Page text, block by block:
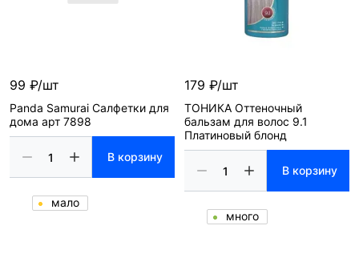
99 ₽/шт
Panda Samurai Салфетки для
дома арт 7898
В корзину
мало
179 ₽/шт
ТОНИКА Оттеночный
бальзам для волос 9.1
Платиновый блонд
В корзину
много